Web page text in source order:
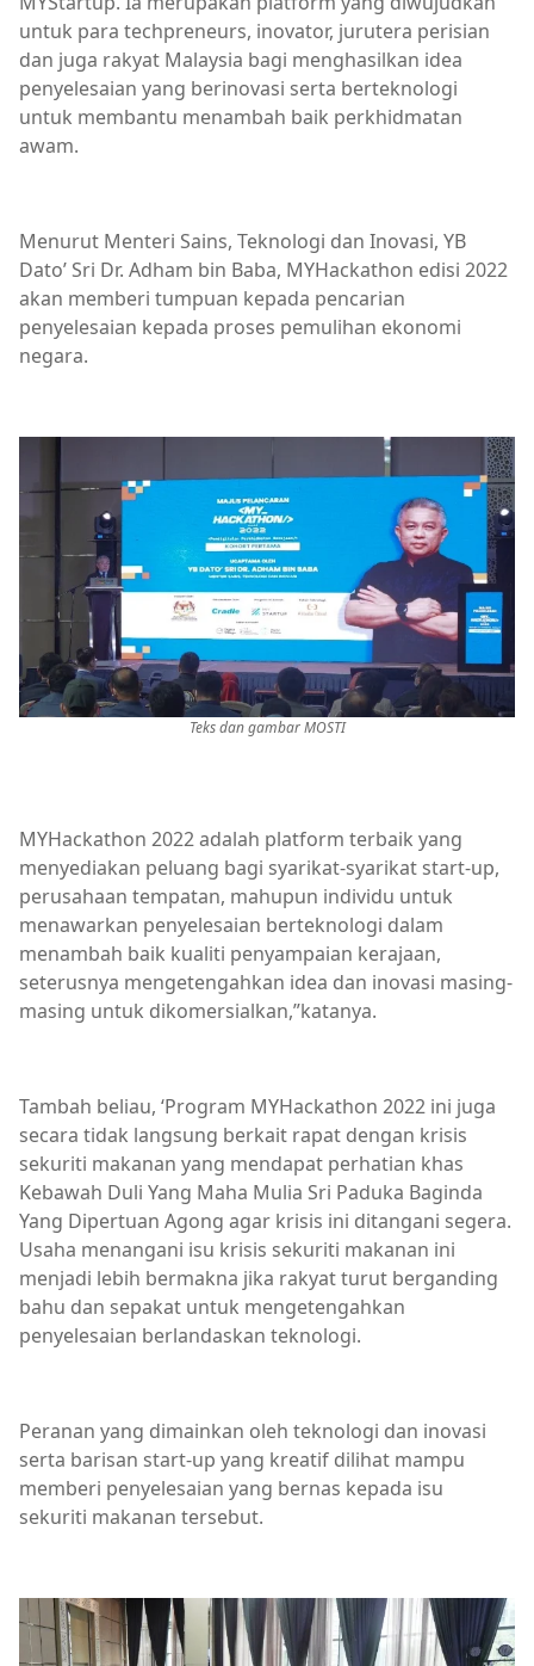
untuk para techpreneurs, inovator, jurutera perisian
dan juga rakyat Malaysia bagi menghasilkan idea
penyelesaian yang berinovasi serta berteknologi
untuk membantu menambah baik perkhidmatan
awam.
Menurut Menteri Sains, Teknologi dan Inovasi, YB
Dato’ Sri Dr. Adham bin Baba, MYHackathon edisi 2022
akan memberi tumpuan kepada pencarian
penyelesaian kepada proses pemulihan ekonomi
negara.
Teks dan gambar MOSTI
MYHackathon 2022 adalah platform terbaik yang
menyediakan peluang bagi syarikat-syarikat start-up,
perusahaan tempatan, mahupun individu untuk
menawarkan penyelesaian berteknologi dalam
menambah baik kualiti penyampaian kerajaan,
seterusnya mengetengahkan idea dan inovasi masing-
masing untuk dikomersialkan,”katanya.
Tambah beliau, ‘Program MYHackathon 2022 ini juga
secara tidak langsung berkait rapat dengan krisis
sekuriti makanan yang mendapat perhatian khas
Kebawah Duli Yang Maha Mulia Sri Paduka Baginda
Yang Dipertuan Agong agar krisis ini ditangani segera.
Usaha menangani isu krisis sekuriti makanan ini
menjadi lebih bermakna jika rakyat turut berganding
bahu dan sepakat untuk mengetengahkan
penyelesaian berlandaskan teknologi.
Peranan yang dimainkan oleh teknologi dan inovasi
serta barisan start-up yang kreatif dilihat mampu
memberi penyelesaian yang bernas kepada isu
sekuriti makanan tersebut.